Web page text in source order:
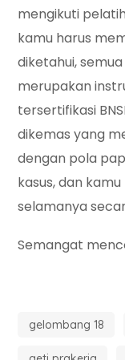
mengikuti
kamu harus
diketahui,
merupakan
tersertifikasi
dikemas yang
dengan pola
kasus, dan
selamanya
Semangat
gelombang 18